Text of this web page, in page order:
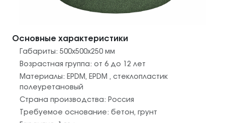
Основные характеристики
Габариты: 500х500х250 мм
Возрастная группа: от 6 до 12 лет
Материалы: EPDM, EPDM , стеклопластик
полеуретановый
Страна производства: Россия
Требуемое основание: бетон, грунт